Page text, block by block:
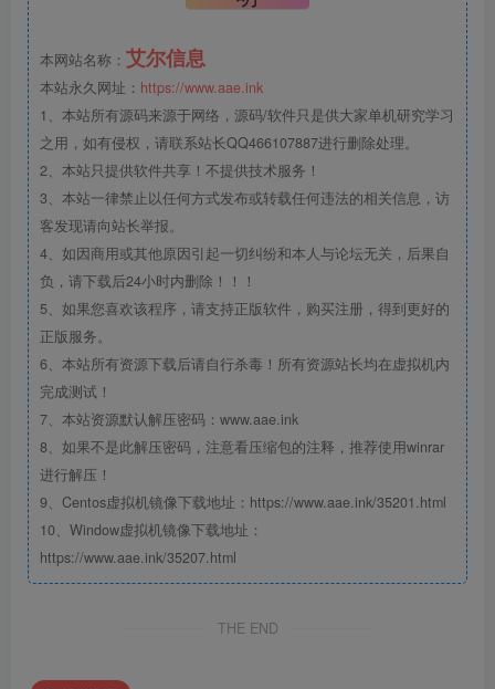
本网站名称： 艾尔信息
本站永久网址： https://www.aae.ink
1、本站所有源码来源于网络，源码/软件只是供大家单机研究学习
之用，如有侵权，请联系站长QQ466107887进行删除处理。
2、本站只提供软件共享！不提供技术服务！
3、本站一律禁止以任何方式发布或转载任何违法的相关信息，访
客发现请向站长举报。
4、如因商用或其他原因引起一切纠纷和本人与论坛无关，后果自
负，请下载后24小时内删除！！！
5、如果您喜欢该程序，请支持正版软件，购买注册，得到更好的
正版服务。
6、本站所有资源下载后请自行杀毒！所有资源站长均在虚拟机内
完成测试！
7、本站资源默认解压密码：www.aae.ink
8、如果不是此解压密码，注意看压缩包的注释，推荐使用winrar
进行解压！
9、Centos虚拟机镜像下载地址：https://www.aae.ink/35201.html
10、Window虚拟机镜像下载地址：
https://www.aae.ink/35207.html
THE END